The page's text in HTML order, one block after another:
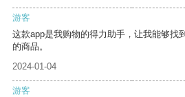
游客
这款app是我购物的得力助手，让我能够找
的商品。
2024-01-04
游客